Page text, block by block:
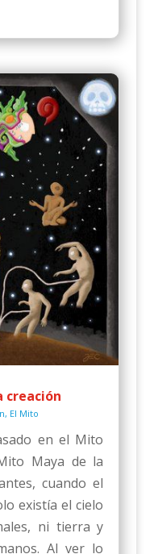
creación
, El Mito
en el Mito
Maya de la
cuando el
existía el cielo
ni tierra y
Al ver lo